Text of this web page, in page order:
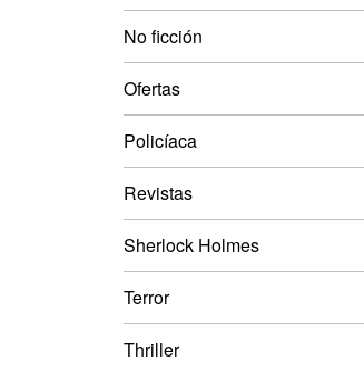
No ficción
Ofertas
Policíaca
Revistas
Sherlock Holmes
Terror
Thriller